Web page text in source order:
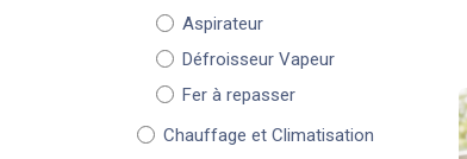
Aspirateur
Défroisseur Vapeur
Fer à repasser
Chauffage et Climatisation